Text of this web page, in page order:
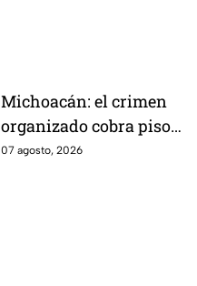
Michoacán: el crimen
organizado cobra piso
y el aguacate paga las
07 agosto, 2026